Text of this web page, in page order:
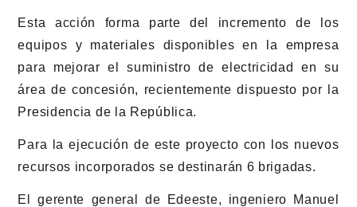
Esta acción forma parte del incremento de los
equipos y materiales disponibles en la empresa
para mejorar el suministro de electricidad en su
área de concesión, recientemente dispuesto por la
Presidencia de la República.
Para la ejecución de este proyecto con los nuevos
recursos incorporados se destinarán 6 brigadas.
El gerente general de Edeeste, ingeniero Manuel